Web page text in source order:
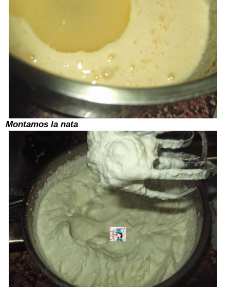
Montamos la nata